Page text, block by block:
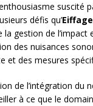
suscité
défis qu’Eiffage
la gestion de
des nuisances
et des mesures
de l’intégration du
à ce que le